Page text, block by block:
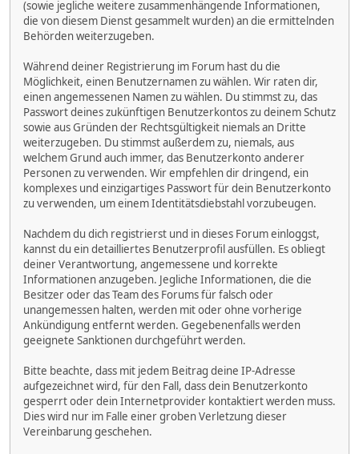
(sowie jegliche weitere zusammenhängende Informationen,
die von diesem Dienst gesammelt wurden) an die ermittelnden
Behörden weiterzugeben.
Während deiner Registrierung im Forum hast du die
Möglichkeit, einen Benutzernamen zu wählen. Wir raten dir,
einen angemessenen Namen zu wählen. Du stimmst zu, das
Passwort deines zukünftigen Benutzerkontos zu deinem Schutz
sowie aus Gründen der Rechtsgültigkeit niemals an Dritte
weiterzugeben. Du stimmst außerdem zu, niemals, aus
welchem Grund auch immer, das Benutzerkonto anderer
Personen zu verwenden. Wir empfehlen dir dringend, ein
komplexes und einzigartiges Passwort für dein Benutzerkonto
zu verwenden, um einem Identitätsdiebstahl vorzubeugen.
Nachdem du dich registrierst und in dieses Forum einloggst,
kannst du ein detailliertes Benutzerprofil ausfüllen. Es obliegt
deiner Verantwortung, angemessene und korrekte
Informationen anzugeben. Jegliche Informationen, die die
Besitzer oder das Team des Forums für falsch oder
unangemessen halten, werden mit oder ohne vorherige
Ankündigung entfernt werden. Gegebenenfalls werden
geeignete Sanktionen durchgeführt werden.
Bitte beachte, dass mit jedem Beitrag deine IP-Adresse
aufgezeichnet wird, für den Fall, dass dein Benutzerkonto
gesperrt oder dein Internetprovider kontaktiert werden muss.
Dies wird nur im Falle einer groben Verletzung dieser
Vereinbarung geschehen.